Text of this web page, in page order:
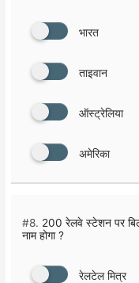
भारत
ताइवान
ऑस्ट्रेलिया
अमेरिका
#8. 200 रेलवे स्टेशन पर
नाम होगा ?
रेलटेल मित्र